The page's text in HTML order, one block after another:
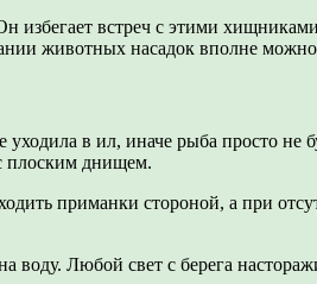
избегает встреч с этими
животных насадок вполне
в ил, иначе рыба просто не
плоским днищем.
приманки стороной, а при
воду. Любой свет с берега